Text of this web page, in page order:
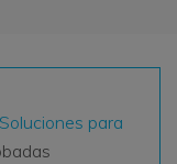
Soluciones para